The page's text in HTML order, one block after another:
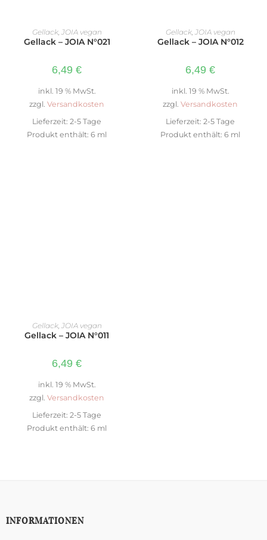
IN DEN WARENKORB
Gellack, JOIA vegan
Gellack – JOIA N°021
6,49 €
inkl. 19 % MwSt.
zzgl. Versandkosten
Lieferzeit: 2-5 Tage
Produkt enthält: 6 ml
IN DEN WARENKORB
Gellack, JOIA vegan
Gellack – JOIA N°012
6,49 €
inkl. 19 % MwSt.
zzgl. Versandkosten
Lieferzeit: 2-5 Tage
Produkt enthält: 6 ml
IN DEN WARENKORB
Gellack, JOIA vegan
Gellack – JOIA N°011
6,49 €
inkl. 19 % MwSt.
zzgl. Versandkosten
Lieferzeit: 2-5 Tage
Produkt enthält: 6 ml
INFORMATIONEN